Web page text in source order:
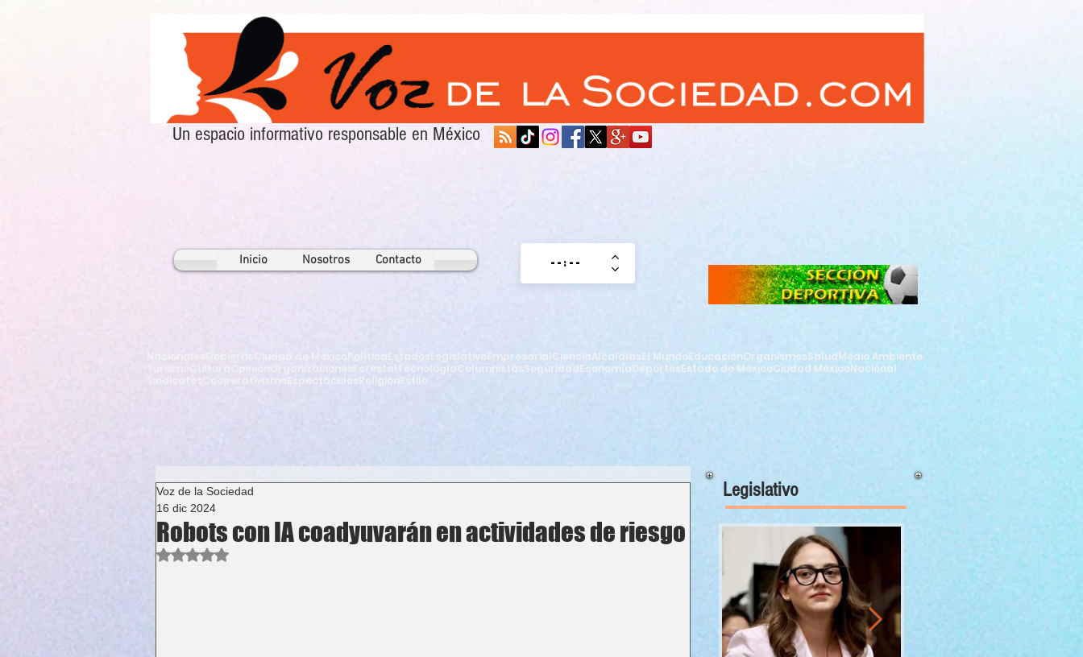
Un espacio informativo responsable en México
Inicio Nosotros Contacto
Estados Legislativo EmpresarialCienciaAlcaldíasEl MundoEducaciónOrganismosSaludMedio Ambiente
Organizaciones Forestal TecnologíaColumnistasSeguridadEconomíaDeportesEstado de MéxicoCiudad MéxicoNacional
Sindicatos
Cooperativismo Espectáculos Religión Estilo
Robots con IA coadyuvarán en actividades de riesgo
Voz de la Sociedad
16 dic 2024
Obtuvo NaN de 5 estrellas.
Legislativo